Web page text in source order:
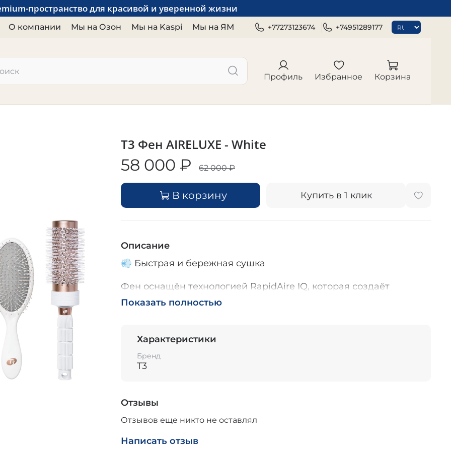
пространство для красивой и уверенной жизни
О компании Мы на Озон Мы на Kaspi Мы на ЯМ +77273123674 +74951289177
Профиль Избранное Корзина
T3 Фен AIRELUXE - White
58 000 ₽ 62 000 ₽
В корзину Купить в 1 клик
Описание
💨 Быстрая и бережная сушка
Фен оснащён технологией RapidAire IQ, которая создаёт
мощный и широкий поток воздуха.
✔ меньше теплового воздействия
✔ бережное отношение к волосам
миллионами отрицательных ионов.
✨ уменьшает пушение ✨ делает волосы более гладкими ✨
Показать полностью
Характеристики
Бренд
T3
Отзывы
Отзывов еще никто не оставлял
Написать отзыв